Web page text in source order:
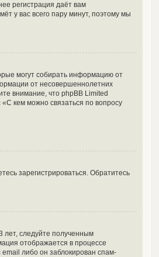
регистрация даёт вам
у вас всего пару минут, поэтому мы
могут собирать информацию от
от несовершеннолетних
внимание, что phpBB Limited
кем можно связаться по вопросу
зарегистрироваться. Обратитесь
лет, следуйте полученным
отображается в процессе
либо он заблокирован спам-